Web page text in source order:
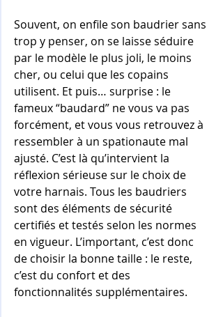
Souvent, on enfile son baudrier sans
trop y penser, on se laisse séduire
par le modèle le plus joli, le moins
cher, ou celui que les copains
utilisent. Et puis… surprise : le
fameux “baudard” ne vous va pas
forcément, et vous vous retrouvez à
ressembler à un spationaute mal
ajusté. C’est là qu’intervient la
réflexion sérieuse sur le choix de
votre harnais. Tous les baudriers
sont des éléments de sécurité
certifiés et testés selon les normes
en vigueur. L’important, c’est donc
de choisir la bonne taille : le reste,
c’est du confort et des
fonctionnalités supplémentaires.